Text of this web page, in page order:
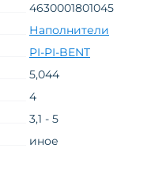
4630001801045
Наполнители
PI-PI-BENT
5,044
4
3,1 - 5
иное